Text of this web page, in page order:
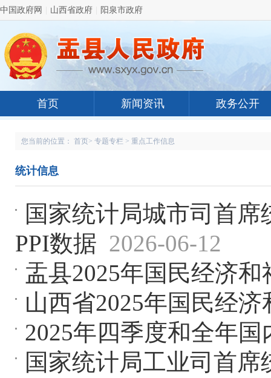
中国政府网 山西省政府 阳泉市政府
首页 新闻资讯 政务公开
您当前的位置： 首页> 专题专栏 > 重点工作信息
统计信息
国家统计局城市司首席
PPI数据 2026-06-12
盂县2025年国民经济
山西省2025年国民经
2025年四季度和全年
国家统计局工业司首